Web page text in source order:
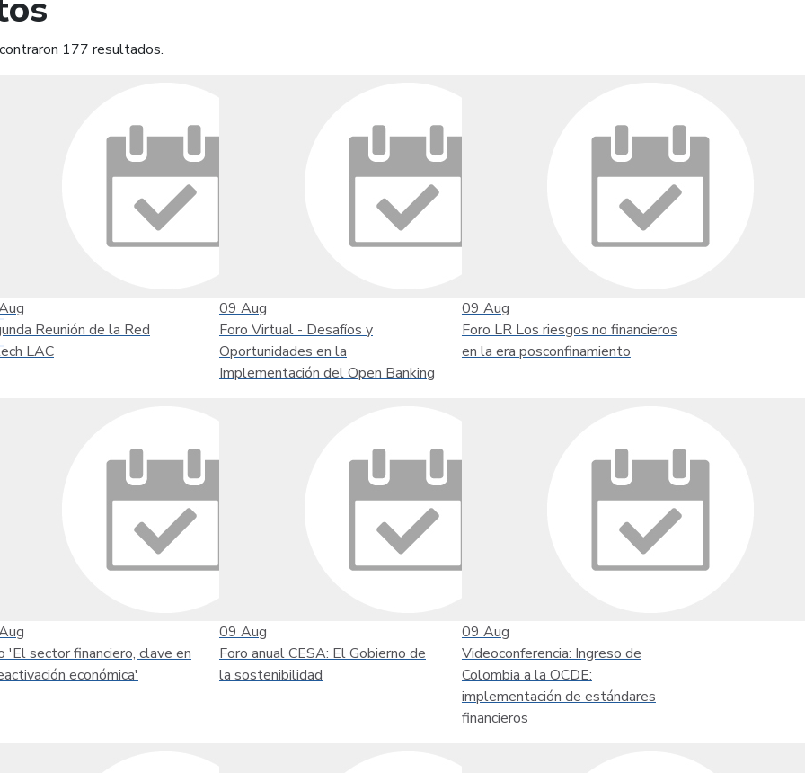
177 resultados.
Reunión de la Red
LAC
09 Aug
Foro Virtual - Desafíos y
Oportunidades en la
Implementación del Open Banking
09 Aug
Foro LR Los riesgos no financieros
en la era posconfinamiento
'El sector financiero, clave en
económica'
09 Aug
Foro anual CESA: El Gobierno de
la sostenibilidad
09 Aug
Videoconferencia: Ingreso de
Colombia a la OCDE:
implementación de estándares
financieros